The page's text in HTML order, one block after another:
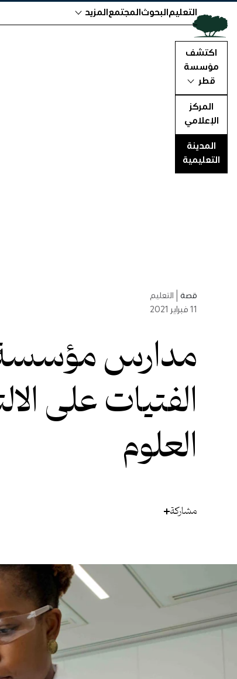
اكتشف
مؤسسة
قطر
المركز
الإعلامي
المدينة
التعليمية
التعليمالبحوثالمجتمعالمزيد
قصة التعليم
11 فبراير 2021
مدارس
الفتيات على
العلوم
مشاركة